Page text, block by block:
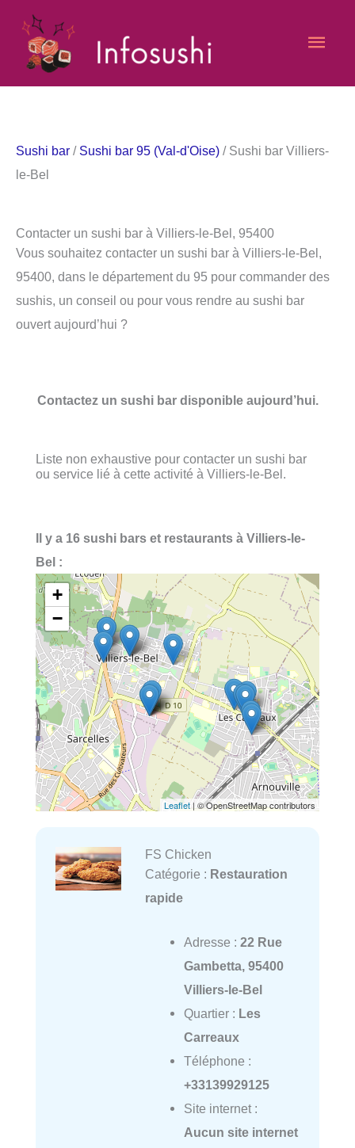
contenu
Sushi bar / Sushi bar 95 (Val-d'Oise) / Sushi bar Villiers-
le-Bel
Contacter un sushi bar à Villiers-le-Bel, 95400
Vous souhaitez contacter un sushi bar à Villiers-le-Bel,
95400, dans le département du 95 pour commander des
sushis, un conseil ou pour vous rendre au sushi bar
ouvert aujourd’hui ?
Contactez un sushi bar disponible aujourd’hui.
Liste non exhaustive pour contacter un sushi bar
ou service lié à cette activité à Villiers-le-Bel.
Il y a 16 sushi bars et restaurants à Villiers-le-
Bel :
+
−
Leaflet| © OpenStreetMap contributors
FS Chicken
Catégorie : Restauration
rapide
Adresse : 22 Rue
Gambetta, 95400
Villiers-le-Bel
Quartier : Les
Carreaux
Téléphone :
+33139929125
Site internet :
Aucun site internet